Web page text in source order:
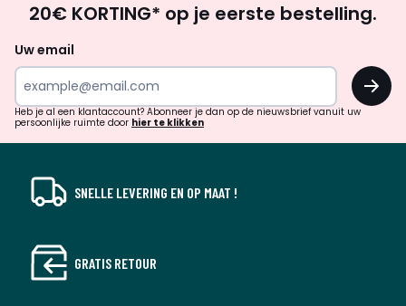
zoek
inspiratie
verrassingen?
20€ KORTING* op je eerste bestelling.
Uw email
OK
Heb je al een klantaccount? Abonneer je dan op de nieuwsbrief vanuit uw
persoonlijke ruimte door hier te klikken
SNELLE LEVERING EN OP MAAT !
GRATIS RETOUR